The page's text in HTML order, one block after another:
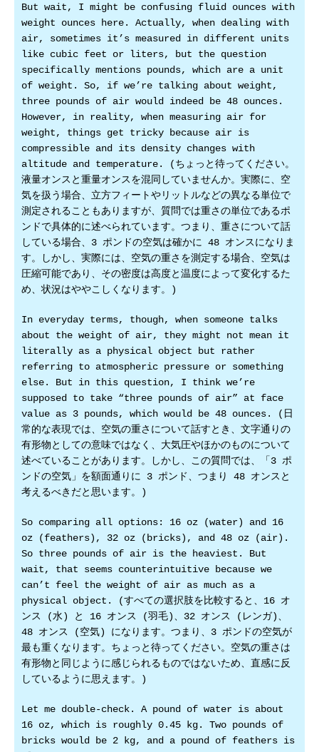
But wait, I might be confusing fluid ounces with
weight ounces here. Actually, when dealing with
air, sometimes it’s measured in different units
like cubic feet or liters, but the question
specifically mentions pounds, which are a unit
of weight. So, if we’re talking about weight,
three pounds of air would indeed be 48 ounces.
However, in reality, when measuring air for
weight, things get tricky because air is
compressible and its density changes with
altitude and temperature. (ちょっと待ってください。
液量オンスと重量オンスを混同していませんか。実際に、空
気を扱う場合、立方フィートやリットルなどの異なる単位で
測定されることもありますが、質問では重さの単位であるポ
ンドで具体的に述べられています。つまり、重さについて話
している場合、3 ポンドの空気は確かに 48 オンスになりま
す。しかし、実際には、空気の重さを測定する場合、空気は
圧縮可能であり、その密度は高度と温度によって変化するた
め、状況はややこしくなります。)
In everyday terms, though, when someone talks
about the weight of air, they might not mean it
literally as a physical object but rather
referring to atmospheric pressure or something
else. But in this question, I think we’re
supposed to take “three pounds of air” at face
value as 3 pounds, which would be 48 ounces. (日
常的な表現では、空気の重さについて話すとき、文字通りの
有形物としての意味ではなく、大気圧やほかのものについて
述べていることがあります。しかし、この質問では、「3 ポ
ンドの空気」を額面通りに 3 ポンド、つまり 48 オンスと
考えるべきだと思います。)
So comparing all options: 16 oz (water) and 16
oz (feathers), 32 oz (bricks), and 48 oz (air).
So three pounds of air is the heaviest. But
wait, that seems counterintuitive because we
can’t feel the weight of air as much as a
physical object. (すべての選択肢を比較すると、16 オ
ンス (水) と 16 オンス (羽毛)、32 オンス (レンガ)、
48 オンス (空気) になります。つまり、3 ポンドの空気が
最も重くなります。ちょっと待ってください。空気の重さは
有形物と同じように感じられるものではないため、直感に反
しているように思えます。)
Let me double-check. A pound of water is about
16 oz, which is roughly 0.45 kg. Two pounds of
bricks would be 2 kg, and a pound of feathers is